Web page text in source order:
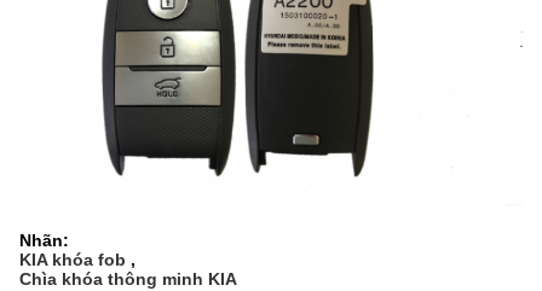
Nhãn:
KIA khóa fob ,
Chìa khóa thông minh KIA